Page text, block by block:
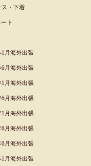
ス・下着
ト
1月海外出張
6月海外出張
1月海外出張
6月海外出張
1月海外出張
6月海外出張
6月海外出張
1月海外出張